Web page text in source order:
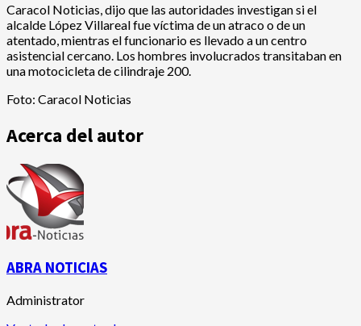
Caracol Noticias, dijo que las autoridades investigan si el
alcalde López Villareal fue víctima de un atraco o de un
atentado, mientras el funcionario es llevado a un centro
asistencial cercano. Los hombres involucrados transitaban en
una motocicleta de cilindraje 200.
Foto: Caracol Noticias
Acerca del autor
ABRA NOTICIAS
Administrator